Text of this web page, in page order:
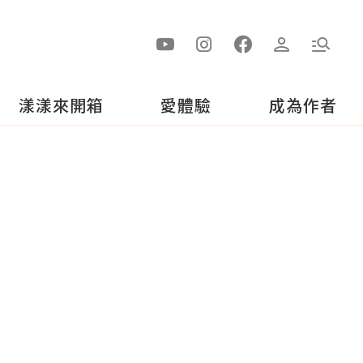
漾漾來開箱 愛體驗 成為作者